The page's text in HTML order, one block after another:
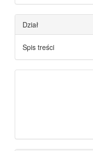
Dział
Spis treści